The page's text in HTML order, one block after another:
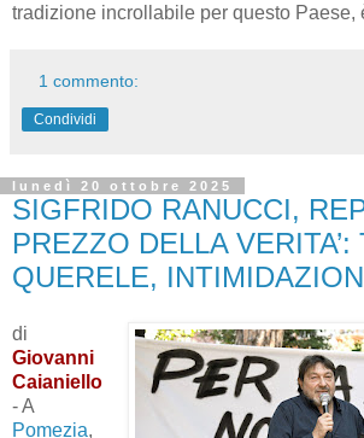
tradizione incrollabile per questo Paese,
1 commento:
Condividi
lunedì 20 ottobre 2025
SIGFRIDO RANUCCI,
PREZZO DELLA VERITA’:
QUERELE,
di
Giovanni
Caianiello
- A
Pomezia,